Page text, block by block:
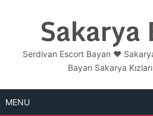
Sakarya
Serdivan Escort Bayan ❤️
Bayan Sakarya
MENU